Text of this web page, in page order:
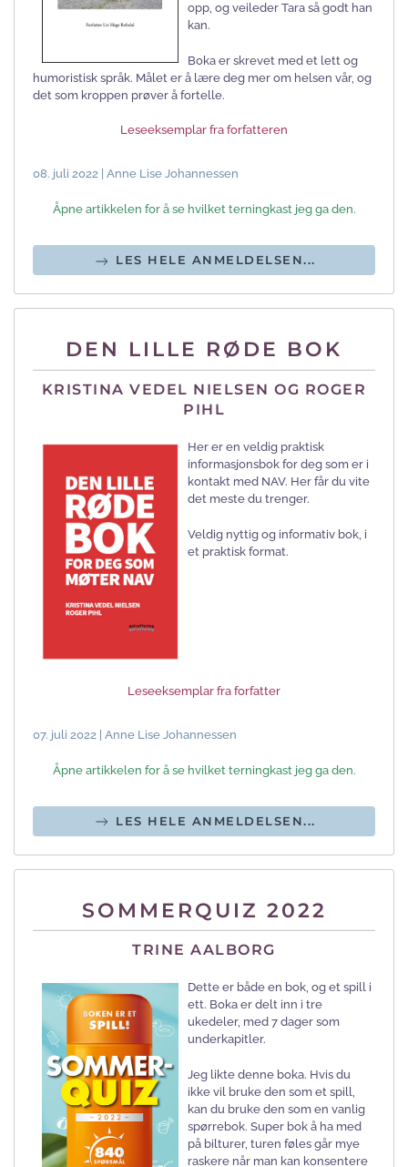
opp, og veileder Tara så godt han
kan.
Boka er skrevet med et lett og
humoristisk språk. Målet er å lære deg mer om helsen vår, og
det som kroppen prøver å fortelle.
Leseeksemplar fra forfatteren
08. juli 2022 | Anne Lise Johannessen
Åpne artikkelen for å se hvilket terningkast jeg ga den.
LES HELE ANMELDELSEN...
DEN LILLE RØDE BOK
KRISTINA VEDEL NIELSEN OG ROGER
PIHL
Her er en veldig praktisk
informasjonsbok for deg som er i
kontakt med NAV. Her får du vite
det meste du trenger.
Veldig nyttig og informativ bok, i
et praktisk format.
Leseeksemplar fra forfatter
07. juli 2022 | Anne Lise Johannessen
Åpne artikkelen for å se hvilket terningkast jeg ga den.
LES HELE ANMELDELSEN...
SOMMERQUIZ 2022
TRINE AALBORG
Dette er både en bok, og et spill i
ett. Boka er delt inn i tre
ukedeler, med 7 dager som
underkapitler.
Jeg likte denne boka. Hvis du
ikke vil bruke den som et spill,
kan du bruke den som en vanlig
spørrebok. Super bok å ha med
på bilturer, turen føles går mye
raskere når man kan konsentere